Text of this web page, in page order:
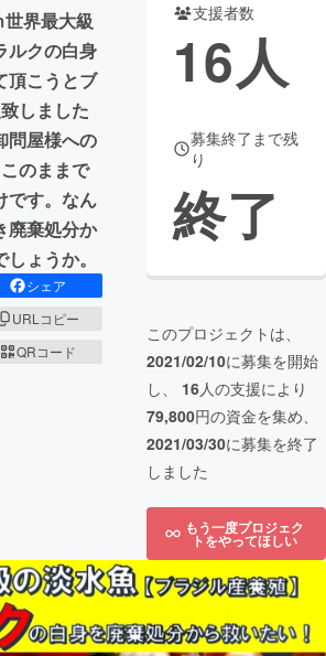
Social Good
CAMPFIRE Creation
るさと納税machi-ya コミュニティ
界最大級
ルクの白身
頂こうとブ
しました
問屋様への
のままで
です。なん
廃棄処分か
ょうか。
シェア
URLコピー
QRコード
支援者数
16人
募集終了まで残
り
終了
このプロジェクトは、
2021/02/10に募集を開始
し、 16人の支援により
79,800円の資金を集め、
2021/03/30に募集を終了
しました
もう一度プロジェク
トをやってほしい